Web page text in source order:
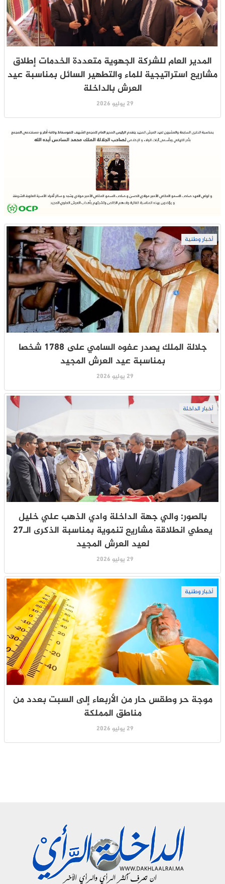
المدير العام للشركة الجهوية متعددة الخدمات إطلاق
مشاريع استراتيجية للماء والتطهير السائل بمناسبة عيد
العرش بالداخلة
29 يوليو 2026
أخبار وطنية
جلالة الملك يصدر عفوه السامي على 1788 شخصا
بمناسبة عيد العرش المجيد
29 يوليو 2026
أخبار الداخلة
بالصور: والي جهة الداخلة وادي الذهب علي خليل
يعطي انطلاقة مشاريع تنموية بمناسبة الذكرى الـ27
لعيد العرش المجيد
29 يوليو 2026
أخبار وطنية
موجة حر وطقس حار من الأربعاء إلى السبت بعدد من
مناطق المملكة
29 يوليو 2026